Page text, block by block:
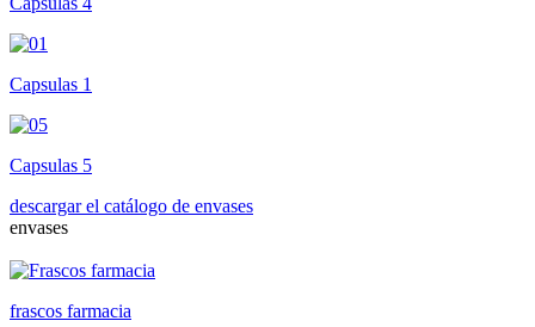
Capsulas 1
Capsulas 5
descargar el catálogo de envases
envases
frascos farmacia